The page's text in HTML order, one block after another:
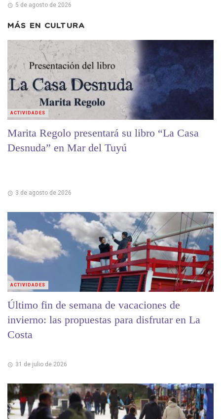
5 de agosto de 2026
MÁS EN CULTURA
Marita Regolo presentará su libro “La Casa
Desnuda” en Mar del Tuyú
3 de agosto de 2026
ACTIVIDADES
Último fin de semana de vacaciones de
invierno: las propuestas para disfrutar en La
Costa
31 de julio de 2026
ACTIVIDADES